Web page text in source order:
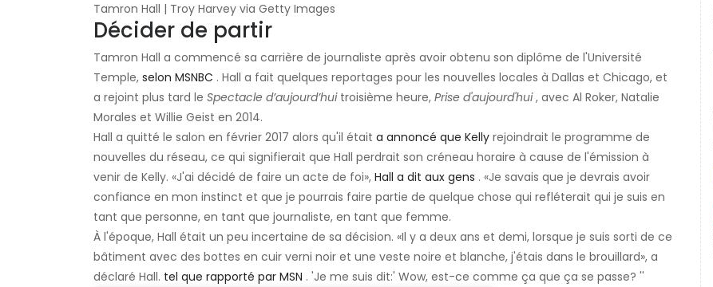
Tamron Hall | Troy Harvey via Getty Images
Décider de partir
Tamron Hall a commencé sa carrière de journaliste après avoir obtenu son diplôme de l'Université
Temple, selon MSNBC . Hall a fait quelques reportages pour les nouvelles locales à Dallas et Chicago, et
a rejoint plus tard le Spectacle d’aujourd’huitroisième heure, Prise d'aujourd'hui, avec Al Roker, Natalie
Morales et Willie Geist en 2014.
Hall a quitté le salon en février 2017 alors qu'il était a annoncé que Kelly rejoindrait le programme de
nouvelles du réseau, ce qui signifierait que Hall perdrait son créneau horaire à cause de l'émission à
venir de Kelly. «J'ai décidé de faire un acte de foi», Hall a dit aux gens . «Je savais que je devrais avoir
confiance en mon instinct et que je pourrais faire partie de quelque chose qui refléterait qui je suis en
tant que personne, en tant que journaliste, en tant que femme.
À l'époque, Hall était un peu incertaine de sa décision. «Il y a deux ans et demi, lorsque je suis sorti de ce
bâtiment avec des bottes en cuir verni noir et une veste noire et blanche, j'étais dans le brouillard», a
déclaré Hall. tel que rapporté par MSN . 'Je me suis dit:' Wow, est-ce comme ça que ça se passe? ''